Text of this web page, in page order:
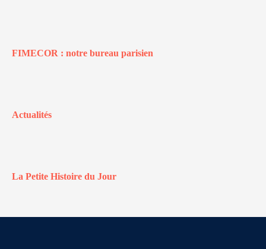
FIMECOR : notre bureau parisien
Actualités
La Petite Histoire du Jour